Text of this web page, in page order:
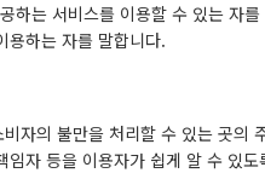
하는 서비스를 이용할 수 있는 자를
하는 자를 말합니다.
의 불만을 처리할 수 있는 곳의
자 등을 이용자가 쉽게 알 수 있
맥심